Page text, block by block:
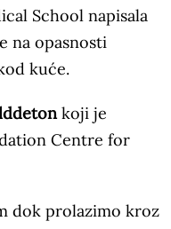
School napisala
na opasnosti
kuće.
koji je
Centre for
dok prolazimo kroz